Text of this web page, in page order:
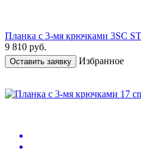
Планка с 3-мя крючками 3SC
9 810 руб.
Оставить заявку Избранное